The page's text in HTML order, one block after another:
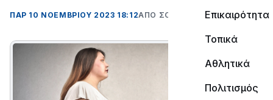
Επικαιρότητα
Τοπικά
Αθλητικά
Πολιτισμός
ΠΑΡ 10 ΝΟΕΜΒΡΊΟΥ 2023 18:12ΑΠΌ ΣΟΦΙΑ ΚΑΥΚΟΠΟΥΛΟΥ